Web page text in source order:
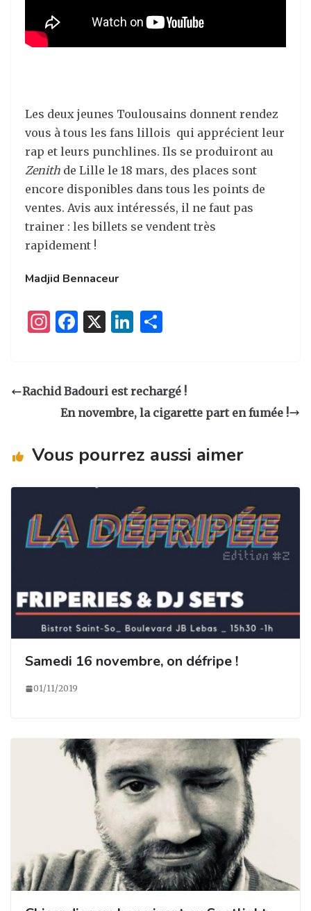
Les deux jeunes Toulousains donnent rendez
vous à tous les fans lillois qui apprécient leur
rap et leurs punchlines. Ils se produiront au
Zenith de Lille le 18 mars, des places sont
encore disponibles dans tous les points de
ventes. Avis aux intéressés, il ne faut pas
trainer : les billets se vendent très
rapidement !
Madjid Bennaceur
I
a
g
m
F
e
b
o
X
Li
e
dI
g
er
Rachid Badouri est rechargé !
En novembre, la cigarette part en fumée !
Vous pourrez aussi aimer
Samedi 16 novembre, on défripe !
01/11/2019